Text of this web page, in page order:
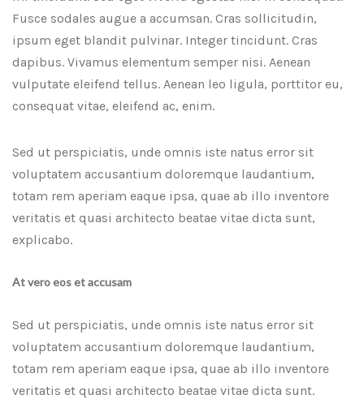
Fusce sodales augue a accumsan. Cras sollicitudin,
ipsum eget blandit pulvinar. Integer tincidunt. Cras
dapibus. Vivamus elementum semper nisi. Aenean
vulputate eleifend tellus. Aenean leo ligula, porttitor eu,
consequat vitae, eleifend ac, enim.
Sed ut perspiciatis, unde omnis iste natus error sit
voluptatem accusantium doloremque laudantium,
totam rem aperiam eaque ipsa, quae ab illo inventore
veritatis et quasi architecto beatae vitae dicta sunt,
explicabo.
At vero eos et accusam
Sed ut perspiciatis, unde omnis iste natus error sit
voluptatem accusantium doloremque laudantium,
totam rem aperiam eaque ipsa, quae ab illo inventore
veritatis et quasi architecto beatae vitae dicta sunt.